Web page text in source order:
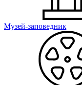
Музей-заповедник